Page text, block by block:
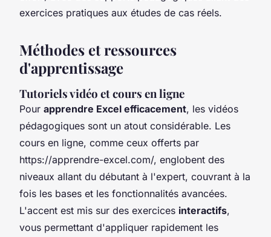
exercices pratiques aux études de cas réels.
Méthodes et ressources
d'apprentissage
Tutoriels vidéo et cours en ligne
Pour apprendre Excel efficacement, les vidéos
pédagogiques sont un atout considérable. Les
cours en ligne, comme ceux offerts par
https://apprendre-excel.com/, englobent des
niveaux allant du débutant à l'expert, couvrant à la
fois les bases et les fonctionnalités avancées.
L'accent est mis sur des exercices interactifs,
vous permettant d'appliquer rapidement les